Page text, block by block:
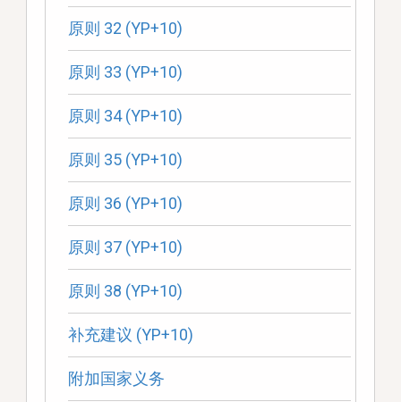
原则 32 (YP+10)
原则 33 (YP+10)
原则 34 (YP+10)
原则 35 (YP+10)
原则 36 (YP+10)
原则 37 (YP+10)
原则 38 (YP+10)
补充建议 (YP+10)
附加国家义务